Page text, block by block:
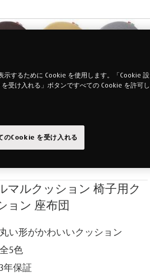
マルクッション 椅子用ク
ョン 座布団
丸い形がかわいいクッション
全5色
3年保証
示するために Cookie を使用します。「Cookie 設
受け入れる」ボタンですべての Cookie を許可し
のCookie を受け入れる